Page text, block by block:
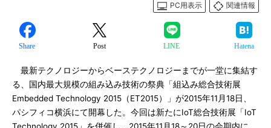
PC用表示
関連情報
Share Post LINE Hatena
最新テクノロジーからベーステクノロジーまでが一堂に集結す
る、国内最大規模の組み込み技術の祭典「組込み総合技術展
Embedded Technology 2015（ET2015）」が2015年11月18日、
パシフィコ横浜にて開幕した。今回は新たにIoT総合技術展「IoT